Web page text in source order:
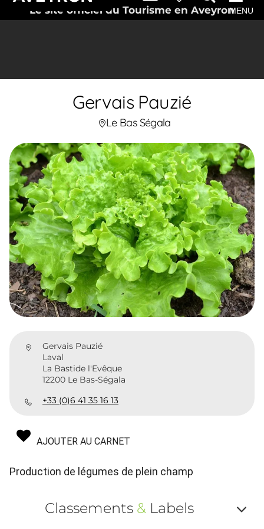
Le site officiel du Tourisme en AveyronMENU
Gervais Pauzié
Le Bas Ségala
Gervais Pauzié
Laval
La Bastide l'Evêque
12200 Le Bas-Ségala
+33 (0)6 41 35 16 13
AJOUTER AU CARNET
Production de légumes de plein champ
Classements &Labels